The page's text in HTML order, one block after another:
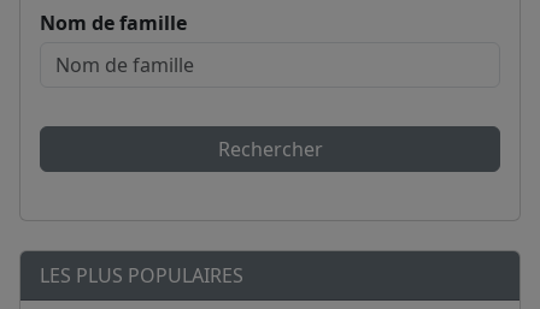
Nom de famille
Rechercher
LES PLUS POPULAIRES